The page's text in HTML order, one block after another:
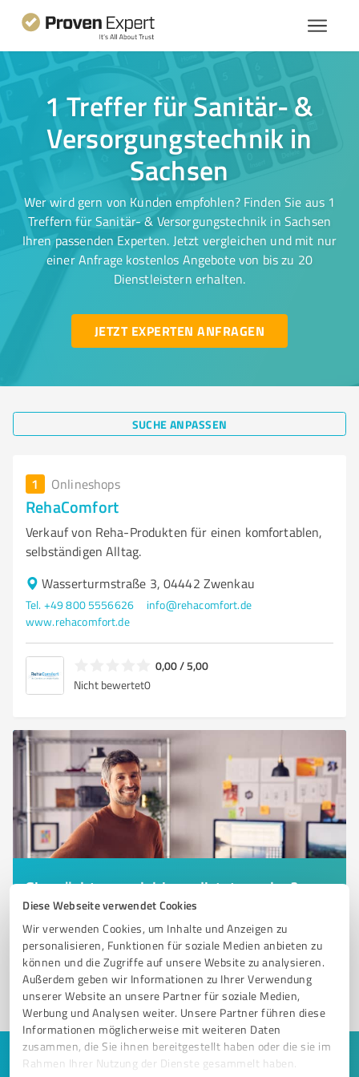
Diese Webseite verwendet Cookies
Wir verwenden Cookies, um Inhalte und Anzeigen zu
personalisieren, Funktionen für soziale Medien anbieten zu
können und die Zugriffe auf unsere Website zu analysieren.
Außerdem geben wir Informationen zu Ihrer Verwendung
unserer Website an unsere Partner für soziale Medien,
Werbung und Analysen weiter. Unsere Partner führen diese
Informationen möglicherweise mit weiteren Daten
zusammen, die Sie ihnen bereitgestellt haben oder die sie im
Rahmen Ihrer Nutzung der Dienste gesammelt haben.
1 Treffer für Sanitär- &
Versorgungstechnik in
Sachsen
Wer wird gern von Kunden empfohlen? Finden Sie aus 1
Treffern für Sanitär- & Versorgungstechnik in Sachsen
Ihren passenden Experten. Jetzt vergleichen und mit nur
einer Anfrage kostenlos Angebote von bis zu 20
Dienstleistern erhalten.
JETZT EXPERTEN ANFRAGEN
SUCHE ANPASSEN
1 Onlineshops
RehaComfort
Verkauf von Reha-Produkten für einen komfortablen,
selbständigen Alltag.
Wasserturmstraße 3, 04442 Zwenkau
Tel. +49 800 5556626
info@rehacomfort.de
www.rehacomfort.de
0,00 / 5,00
Nicht bewertet0
Sie möchten auch hier gelistet werden?
Registrieren Sie sich jetzt und werden Sie ein von
Kunden empfohlener ProvenExpert!
Keine Zeit für lange Recherchen und E-